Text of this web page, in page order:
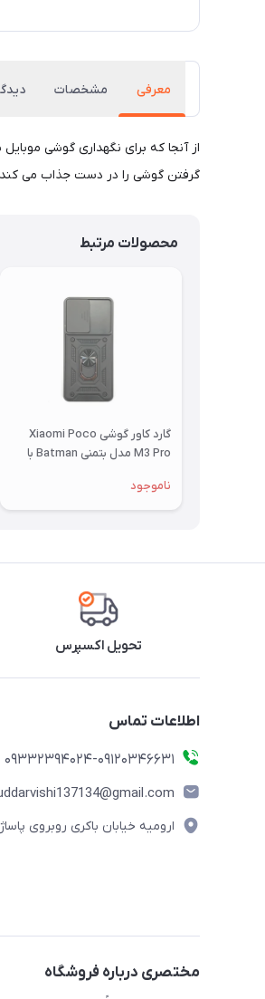
معرفی مشخصات
از آنجا که برای نگهداری گوشی
گرفتن گوشی را در دست جذاب می
محصولات مرتبط
گارد کاور گوشی Xiaomi Poco
M3 Pro مدل بتمنی Batman با
ناموجود
تحویل اکسپرس
اطلاعات تماس
09332394024-09120346631
ارومیه خیابان باکری روبروی
مختصری درباره فروشگاه